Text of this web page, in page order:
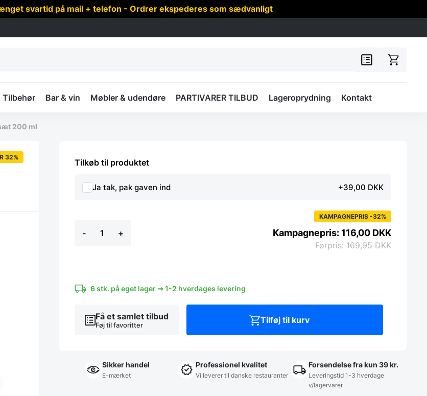
svartid på mail + telefon - Ordrer ekspederes som sædvanligt
Tilbehør Bar & vin Møbler & udendøre PARTIVARER TILBUD Lageroprydning Kontakt
200 ml
32%
Tilkøb til produktet
Ja tak, pak gaven ind +39,00 DKK
-
Lommelærkesæt
+
KAMPAGNEPRIS -32%
169,95DKK
116,00 DKK
6 stk. på eget lager ➞ 1-2 hverdages levering
Få et samlet tilbud
Føj til favoritter Tilføj til kurv
Sikker handel
E-mærket
Professionel kvalitet
Vi leverer til danske restauranter
Forsendelse fra kun 39 kr.
Leveringstid 1-3 hverdage
v/lagervarer